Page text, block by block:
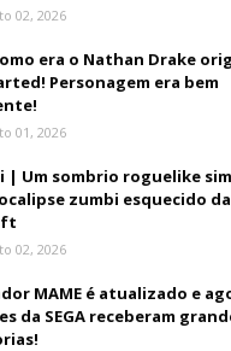
02, 2026
era o Nathan Drake
Personagem era bem
01, 2026
| Um sombrio roguelike
zumbi esquecido da
02, 2026
MAME é atualizado e
da SEGA receberam